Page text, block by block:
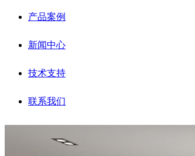
产品案例
新闻中心
技术支持
联系我们